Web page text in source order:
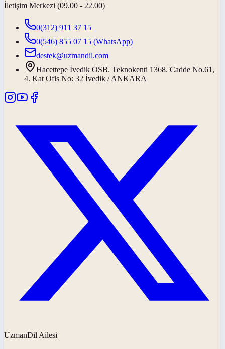
İletişim Merkezi (09.00 - 22.00)
0(312) 911 37 15
0(546) 855 07 15 (WhatsApp)
destek@uzmandil.com
Hacettepe İvedik OSB. Teknokenti 1368. Cadde No.61,
4. Kat Ofis No: 32 İvedik / ANKARA
UzmanDil Ailesi